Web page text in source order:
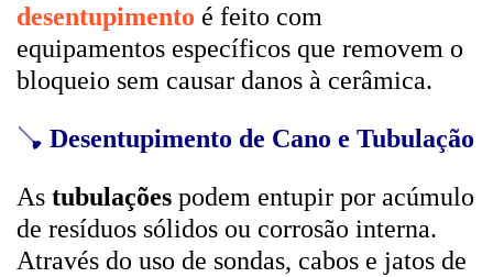
desentupimento é feito com
equipamentos específicos que removem o
bloqueio sem causar danos à cerâmica.
🪠 Desentupimento de Cano e Tubulação
As tubulações podem entupir por acúmulo
de resíduos sólidos ou corrosão interna.
Através do uso de sondas, cabos e jatos de